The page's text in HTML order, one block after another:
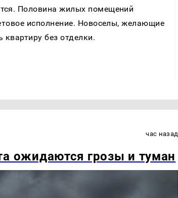
Половина жилых помещений
исполнение. Новоселы, желающие
без отделки.
час назад
ожидаются грозы и туман